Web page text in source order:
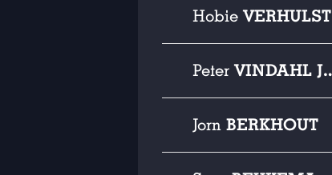
HobieVERHULST
PeterVINDAHL JENSEN
Jorn BERKHOUT